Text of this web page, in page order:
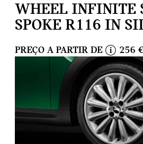
WHEEL INFINITE
SPOKE R116 IN
PREÇO A PARTIR DE
i
n
f
o
256